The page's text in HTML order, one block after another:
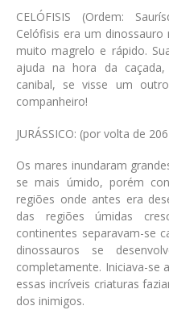
CELÓFISIS (Ordem:
Celófisis era um
muito magrelo e rápido.
ajuda na hora da
canibal, se visse um
companheiro!
JURÁSSICO: (por volta de
Os mares inundaram
se mais úmido, porém
regiões onde antes era
das regiões úmidas
continentes separavam-se
dinossauros se
completamente. Iniciava-se
essas incríveis criaturas
dos inimigos.